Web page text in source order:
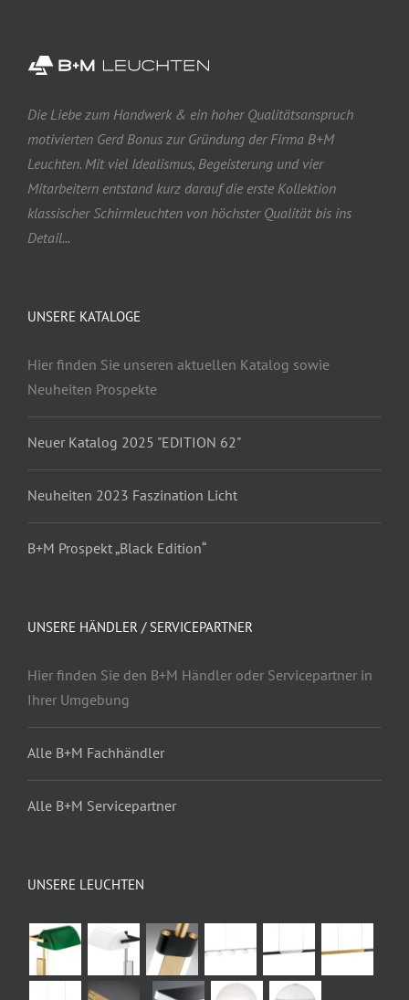
Die Liebe zum Handwerk & ein hoher Qualitätsanspruch
motivierten Gerd Bonus zur Gründung der Firma B+M
Leuchten. Mit viel Idealismus, Begeisterung und vier
Mitarbeitern entstand kurz darauf die erste Kollektion
klassischer Schirmleuchten von höchster Qualität bis ins
Detail...
UNSERE KATALOGE
Hier finden Sie unseren aktuellen Katalog sowie
Neuheiten Prospekte
Neuer Katalog 2025 "EDITION 62"
Neuheiten 2023 Faszination Licht
B+M Prospekt „Black Edition“
UNSERE HÄNDLER / SERVICEPARTNER
Hier finden Sie den B+M Händler oder Servicepartner in
Ihrer Umgebung
Alle B+M Fachhändler
Alle B+M Servicepartner
UNSERE LEUCHTEN